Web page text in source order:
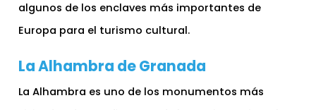
algunos de los enclaves más importantes de
Europa para el turismo cultural.
La Alhambra de Granada
La Alhambra es uno de los monumentos más